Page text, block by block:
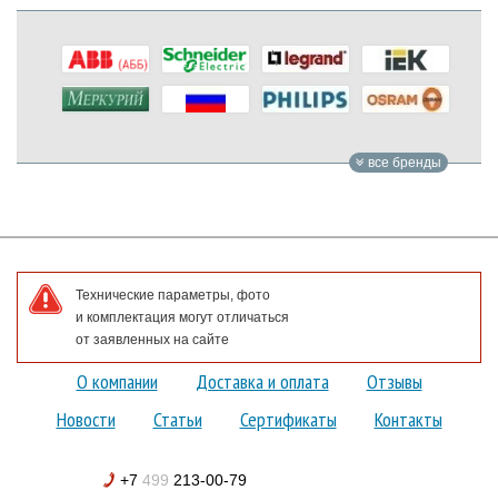
все бренды
Технические параметры, фото
и комплектация могут отличаться
от заявленных на сайте
О компании Доставка и оплата
Отзывы
Новости
Статьи Сертификаты Контакты
+7 499 213-00-79